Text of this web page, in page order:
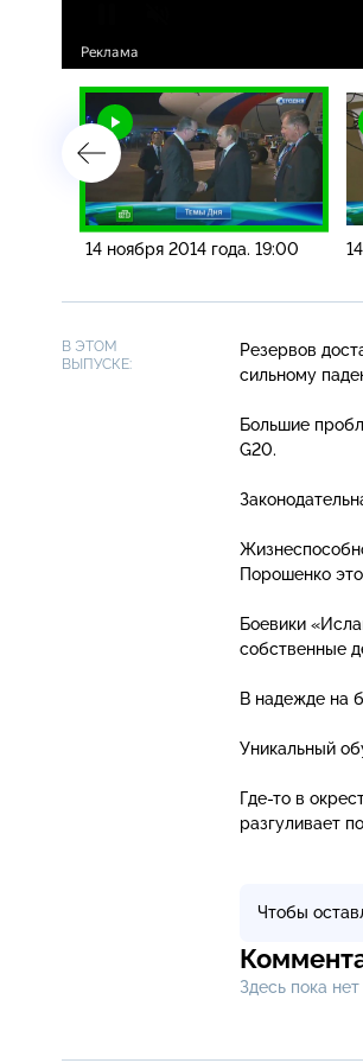
14 ноября 2014 года. 19:00
В ЭТОМ
ВЫПУСКЕ:
Резервов
сильному
Большие
G20.
Порошенко
Боевики
собственные
В надежде на
Уникальный
Где-то в
разгуливает
Чтобы
Здесь пока